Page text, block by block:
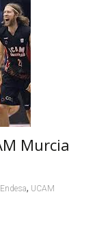
Murcia
, UCAM